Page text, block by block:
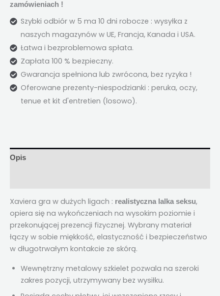
zamówieniach !
Szybki odbiór w 5 ma 10 dni robocze : wysyłka z
naszych magazynów w UE, Francja, Kanada i USA.
Łatwa i bezproblemowa spłata.
Zapłata 100 % bezpieczny.
Gwarancja spełniona lub zwrócona, bez ryzyka !
Oferowane prezenty-niespodzianki : peruka, oczy,
tenue et kit d'entretien (losowo).
Opis
Xaviera gra w dużych ligach : realistyczna lalka seksu,
opiera się na wykończeniach na wysokim poziomie i
przekonującej prezencji fizycznej. Wybrany materiał
łączy w sobie miękkość, elastyczność i bezpieczeństwo
w długotrwałym kontakcie ze skórą.
Wewnętrzny metalowy szkielet pozwala na szeroki
zakres pozycji, utrzymywany bez wysiłku.